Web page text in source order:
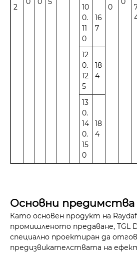
2
0
10
0.
11
0
16
7
12
0.
12
5
18
4
13
0.
14
0.
15
0
18
4
Основни предимства
Като основен продукт на
промишленото предаване, TGL
специално проектиран да
предизвикателствата на